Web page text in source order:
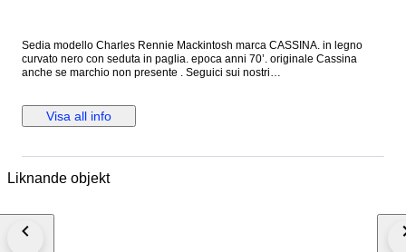
Sedia modello Charles Rennie Mackintosh marca CASSINA. in legno
curvato nero con seduta in paglia. epoca anni 70’. originale Cassina
anche se marchio non presente . Seguici sui nostri
circa.Visa all info
Liknande objekt